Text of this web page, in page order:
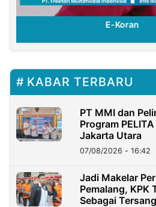
E-Koran
KABAR TERBARU
PT MMI dan
Program
Jakarta Utara
07/08/2026 - 16:42
Jadi Makelar
Pemalang, KPK
Sebagai